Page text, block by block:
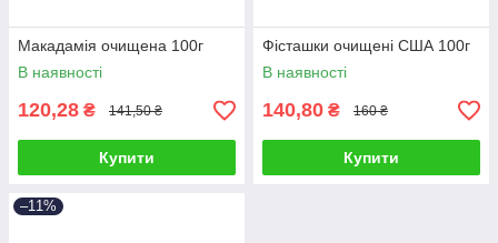
Макадамія очищена 100г
В наявності
120,28 ₴ 141,50 ₴
Купити
Фісташки очищені США 100г
В наявності
140,80 ₴ 160 ₴
Купити
–11%